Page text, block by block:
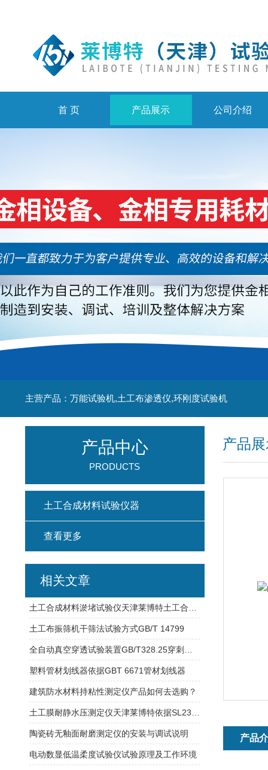
首 页 产品展示 公司介绍
主营产品：万能试验机,土工布渗透仪,环刚度试验机
产品
产品
产品中心
PRODUCTS
土工合成材料试验仪器
查看更多
相关文章
土工布振筛机干筛法试验方式GB/T 14799
塑料管材划线器依据GBT 6671管材划线器
建筑防水材料持粘性测定仪产品如何去选购？
陶瓷砖无釉面耐磨测定仪的安装与调试说明
电动数显低温柔度试验仪试验原理及工作环境